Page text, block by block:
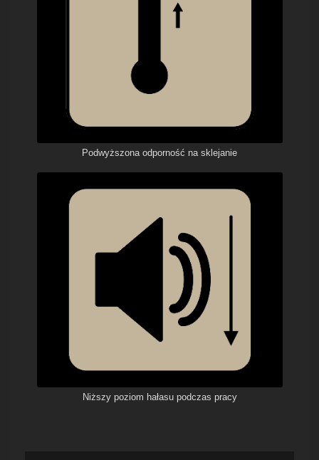
Podwyższona odporność na sklejanie
Niższy poziom hałasu podczas pracy